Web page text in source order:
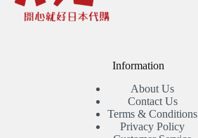
Information
About Us
Contact Us
Terms & Conditions
Privacy Policy